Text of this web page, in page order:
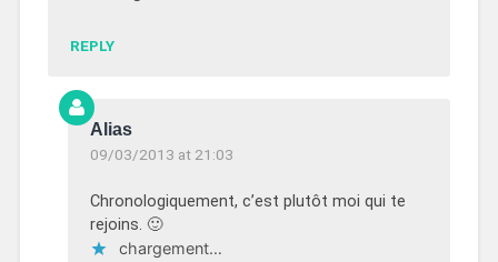
REPLY
Alias
09/03/2013 at 21:03
Chronologiquement, c’est plutôt moi qui te
rejoins. 🙂
chargement…